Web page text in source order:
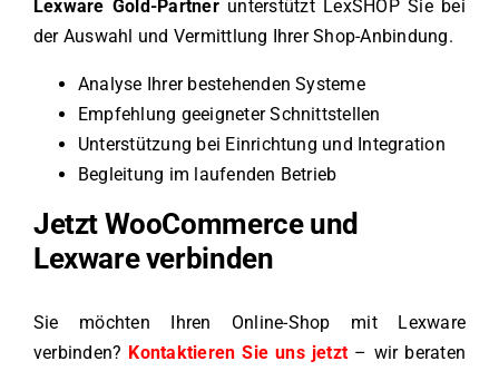
Lexware Gold-Partnerunterstützt LexSHOP Sie bei
der Auswahl und Vermittlung Ihrer Shop-Anbindung.
Analyse Ihrer bestehenden Systeme
Empfehlung geeigneter Schnittstellen
Unterstützung bei Einrichtung und Integration
Begleitung im laufenden Betrieb
Jetzt WooCommerce und
Lexware verbinden
Sie möchten Ihren Online-Shop mit Lexware
verbinden? Kontaktieren Sie uns jetzt – wir beraten